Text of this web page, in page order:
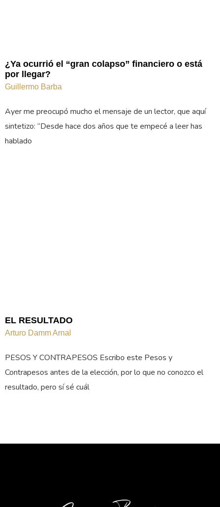
¿Ya ocurrió el “gran colapso” financiero o está
por llegar?
Guillermo Barba
Ayer me preocupó mucho el mensaje de un lector, que aquí
sintetizo: “Desde hace dos años que te empecé a leer has
hablado
EL RESULTADO
Arturo Damm Arnal
PESOS Y CONTRAPESOS Escribo este Pesos y
Contrapesos antes de la elección, por lo que no conozco el
resultado, pero sí sé cuál